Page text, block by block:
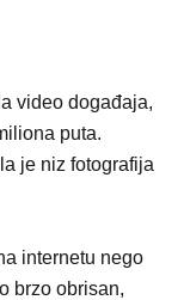
video događaja,
puta.
je niz fotografija
internetu nego
brzo obrisan,